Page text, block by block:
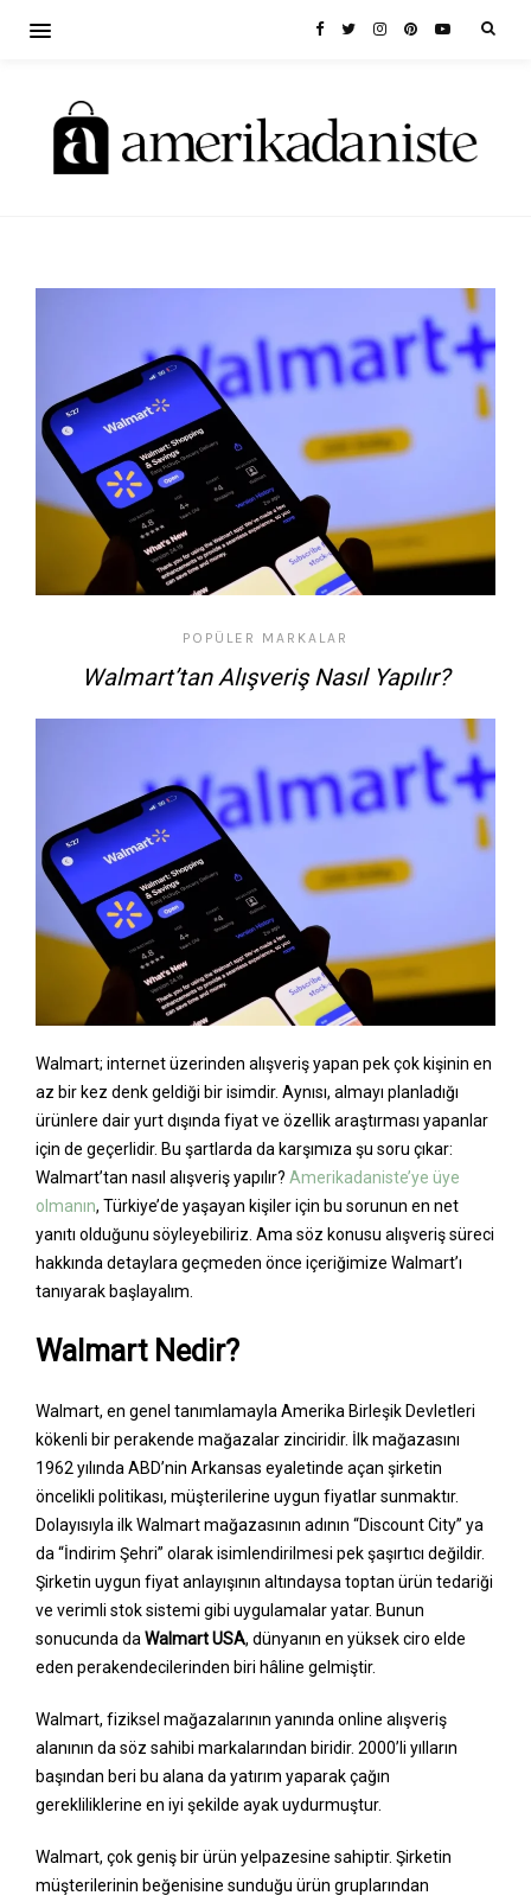
POPÜLER MARKALAR
Walmart’tan Alışveriş Nasıl Yapılır?
Walmart; internet üzerinden alışveriş yapan pek çok kişinin en
az bir kez denk geldiği bir isimdir. Aynısı, almayı planladığı
ürünlere dair yurt dışında fiyat ve özellik araştırması yapanlar
için de geçerlidir. Bu şartlarda da karşımıza şu soru çıkar:
Walmart’tan nasıl alışveriş yapılır? Amerikadaniste’ye üye
olmanın, Türkiye’de yaşayan kişiler için bu sorunun en net
yanıtı olduğunu söyleyebiliriz. Ama söz konusu alışveriş süreci
hakkında detaylara geçmeden önce içeriğimize Walmart’ı
tanıyarak başlayalım.
Walmart Nedir?
Walmart, en genel tanımlamayla Amerika Birleşik Devletleri
kökenli bir perakende mağazalar zinciridir. İlk mağazasını
1962 yılında ABD’nin Arkansas eyaletinde açan şirketin
öncelikli politikası, müşterilerine uygun fiyatlar sunmaktır.
Dolayısıyla ilk Walmart mağazasının adının “Discount City” ya
da “İndirim Şehri” olarak isimlendirilmesi pek şaşırtıcı değildir.
Şirketin uygun fiyat anlayışının altındaysa toptan ürün tedariği
ve verimli stok sistemi gibi uygulamalar yatar. Bunun
sonucunda da Walmart USA, dünyanın en yüksek ciro elde
eden perakendecilerinden biri hâline gelmiştir.
Walmart, fiziksel mağazalarının yanında online alışveriş
alanının da söz sahibi markalarından biridir. 2000’li yılların
başından beri bu alana da yatırım yaparak çağın
gerekliliklerine en iyi şekilde ayak uydurmuştur.
Walmart, çok geniş bir ürün yelpazesine sahiptir. Şirketin
müşterilerinin beğenisine sunduğu ürün gruplarından